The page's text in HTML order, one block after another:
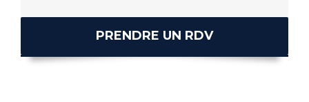
PRENDRE UN RDV